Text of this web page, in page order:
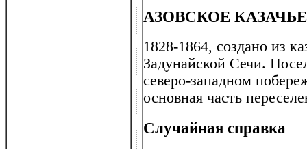
АЗОВСКОЕ
1828-1864, создано из
Задунайской Сечи.
северо-западном
основная часть
Случайная справка